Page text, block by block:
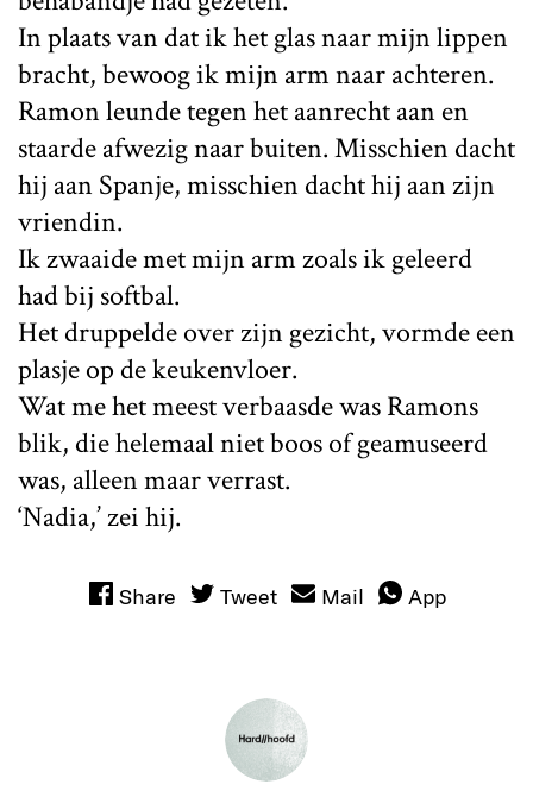
In plaats van dat ik het glas naar mijn lippen
bracht, bewoog ik mijn arm naar achteren.
Ramon leunde tegen het aanrecht aan en
staarde afwezig naar buiten. Misschien dacht
hij aan Spanje, misschien dacht hij aan zijn
vriendin.
Ik zwaaide met mijn arm zoals ik geleerd
had bij softbal.
Het druppelde over zijn gezicht, vormde een
plasje op de keukenvloer.
Wat me het meest verbaasde was Ramons
blik, die helemaal niet boos of geamuseerd
was, alleen maar verrast.
‘Nadia,’ zei hij.
Share Tweet Mail App